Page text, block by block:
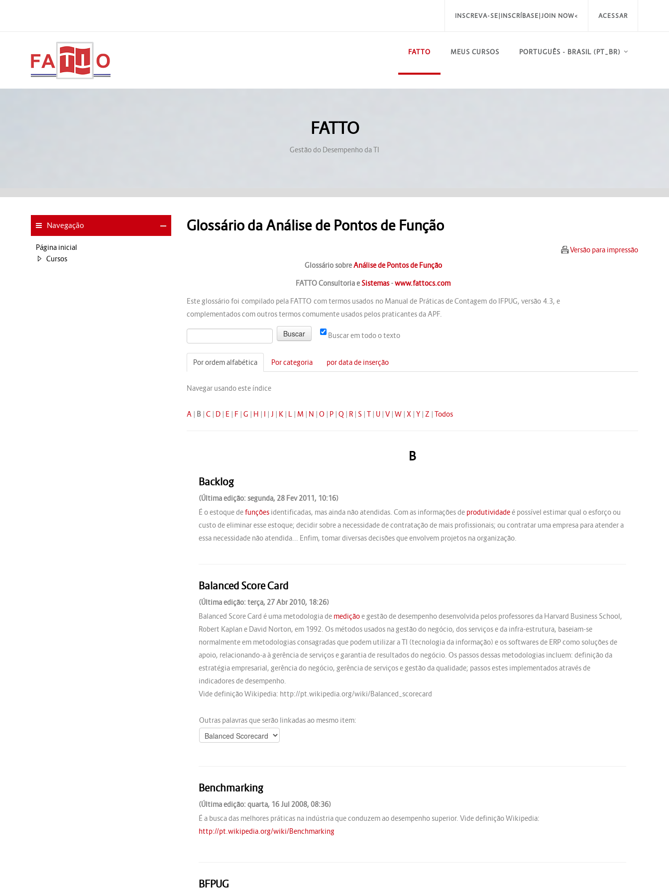
INSCREVA-SE|INSCRÍBASE|JOIN NOW< ACESSAR
FATTO MEUS CURSOS PORTUGUÊS - BRASIL ‎(PT_BR)‎
FATTO
Gestão do Desempenho da TI
Glossário da Análise de Pontos de Função
Versão para impressão
Glossário sobreAnálise de Pontos de Função
FATTO Consultoria e Sistemas-www.fattocs.com
Este glossário foi compilado pela FATTO com termos usados no Manual de Práticas de Contagem do IFPUG, versão 4.3, e
complementados com outros termos comumente usados pelos praticantes da APF.
Buscar em todo o texto
Por ordem alfabética Por categoria por data de inserção
Navegar usando este índice
A| B| C| D| E| F| G | H | I | J | K| L| M | N | O | P| Q | R| S | T| U| V| W| X| Y| Z | Todos
B
Backlog
(Última edição: segunda, 28 Fev 2011, 10:16)
É o estoque defunçõesidentificadas, mas ainda não atendidas. Com as informações de produtividadeé possível estimar qual o esforço ou
custo de eliminar esse estoque; decidir sobre a necessidade de contratação de mais profissionais; ou contratar uma empresa para atender a
essa necessidade não atendida... Enfim, tomar diversas decisões que envolvem projetos na organização.
Balanced Score Card
(Última edição: terça, 27 Abr 2010, 18:26)
Balanced Score Card é uma metodologia de mediçãoe gestão de desempenho desenvolvida pelos professores da Harvard Business School,
Robert Kaplan e David Norton, em 1992. Os métodos usados na gestão do negócio, dos serviços e da infra-estrutura, baseiam-se
normalmente em metodologias consagradas que podem utilizar a TI (tecnologia da informação) e os softwares de ERP como soluções de
apoio, relacionando-a à gerência de serviços e garantia de resultados do negócio. Os passos dessas metodologias incluem: definição da
estratégia empresarial, gerência do negócio, gerência de serviços e gestão da qualidade; passos estes implementados através de
indicadores de desempenho.
Vide definição Wikipedia: http://pt.wikipedia.org/wiki/Balanced_scorecard
Outras palavras que serão linkadas ao mesmo item:
Benchmarking
(Última edição: quarta, 16 Jul 2008, 08:36)
É a busca das melhores práticas na indústria que conduzem ao desempenho superior. Vide definição Wikipedia:
http://pt.wikipedia.org/wiki/Benchmarking
BFPUG
Navegação
Página inicial
Cursos